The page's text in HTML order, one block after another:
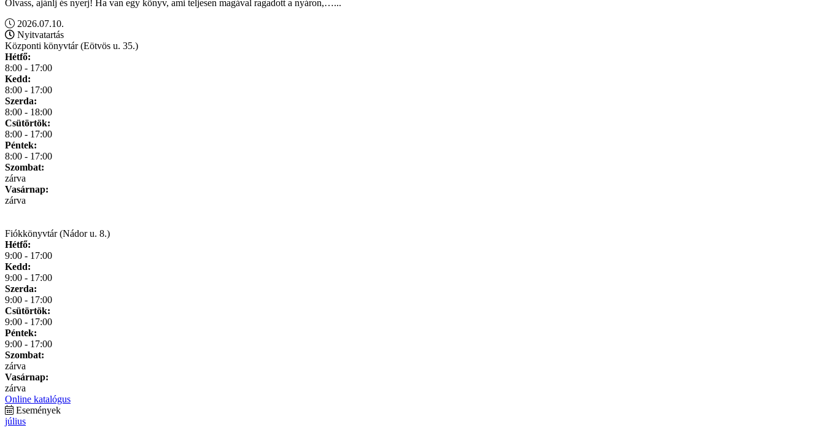
Olvass, ajánlj és nyerj! Ha van egy könyv, ami teljesen magával ragadott a nyáron,…...
2026.07.10.
Nyitvatartás
Központi könyvtár (Eötvös u. 35.)
Hétfő:
8:00 - 17:00
Kedd:
8:00 - 17:00
Szerda:
8:00 - 18:00
Csütörtök:
8:00 - 17:00
Péntek:
8:00 - 17:00
Szombat:
zárva
Vasárnap:
zárva
Fiókkönyvtár (Nádor u. 8.)
Hétfő:
9:00 - 17:00
Kedd:
9:00 - 17:00
Szerda:
9:00 - 17:00
Csütörtök:
9:00 - 17:00
Péntek:
9:00 - 17:00
Szombat:
zárva
Vasárnap:
zárva
Online katalógus
Események
július